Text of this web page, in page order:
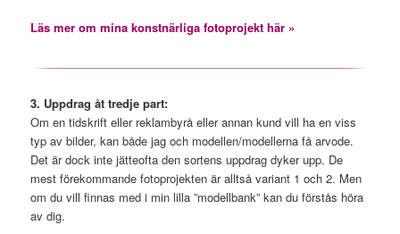
Läs mer om mina konstnärliga fotoprojekt här »
3. Uppdrag åt tredje part:
Om en tidskrift eller reklambyrå eller annan kund vill ha en viss
typ av bilder, kan både jag och modellen/modellerna få arvode.
Det är dock inte jätteofta den sortens uppdrag dyker upp. De
mest förekommande fotoprojekten är alltså variant 1 och 2. Men
om du vill finnas med i min lilla ”modellbank” kan du förstås höra
av dig.